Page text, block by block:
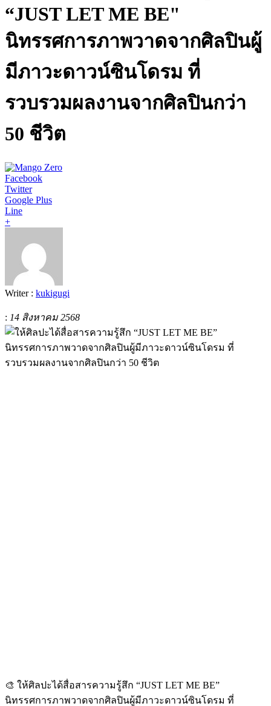
“JUST LET ME BE"
นิทรรศการภาพวาดจากศิลปินผู้
มีภาวะดาวน์ซินโดรม ที่
รวบรวมผลงานจากศิลปินกว่า
50 ชีวิต
Facebook
Twitter
Google Plus
Line
+
Writer : kukigugi
: 14 สิงหาคม 2568
🎨 ให้ศิลปะได้สื่อสารความรู้สึก “JUST LET ME BE”
นิทรรศการภาพวาดจากศิลปินผู้มีภาวะดาวน์ซินโดรม ที่